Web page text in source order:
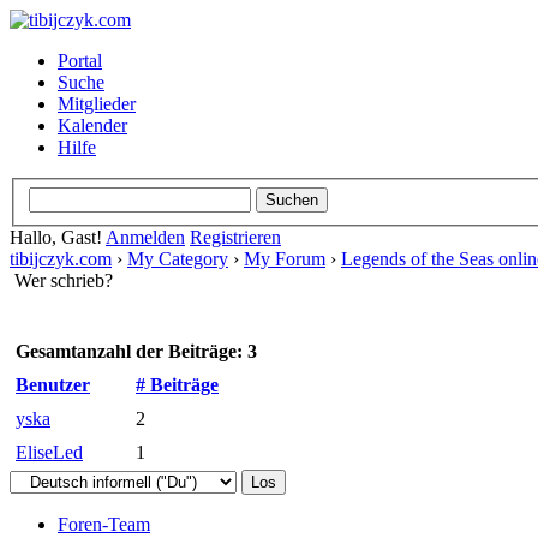
Portal
Suche
Mitglieder
Kalender
Hilfe
Hallo, Gast! Anmelden Registrieren
tibijczyk.com › My Category › My Forum › Legends of the Seas
Wer schrieb?
Gesamtanzahl der Beiträge: 3
Benutzer
# Beiträge
yska
2
EliseLed
1
Foren-Team